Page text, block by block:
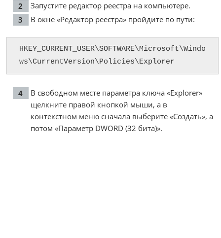
Запустите редактор реестра на компьютере.
В окне «Редактор реестра» пройдите по пути:
HKEY_CURRENT_USER\SOFTWARE\Microsoft\Windo
ws\CurrentVersion\Policies\Explorer
В свободном месте параметра ключа «Explorer»
щелкните правой кнопкой мыши, а в
контекстном меню сначала выберите «Создать», а
потом «Параметр DWORD (32 бита)».